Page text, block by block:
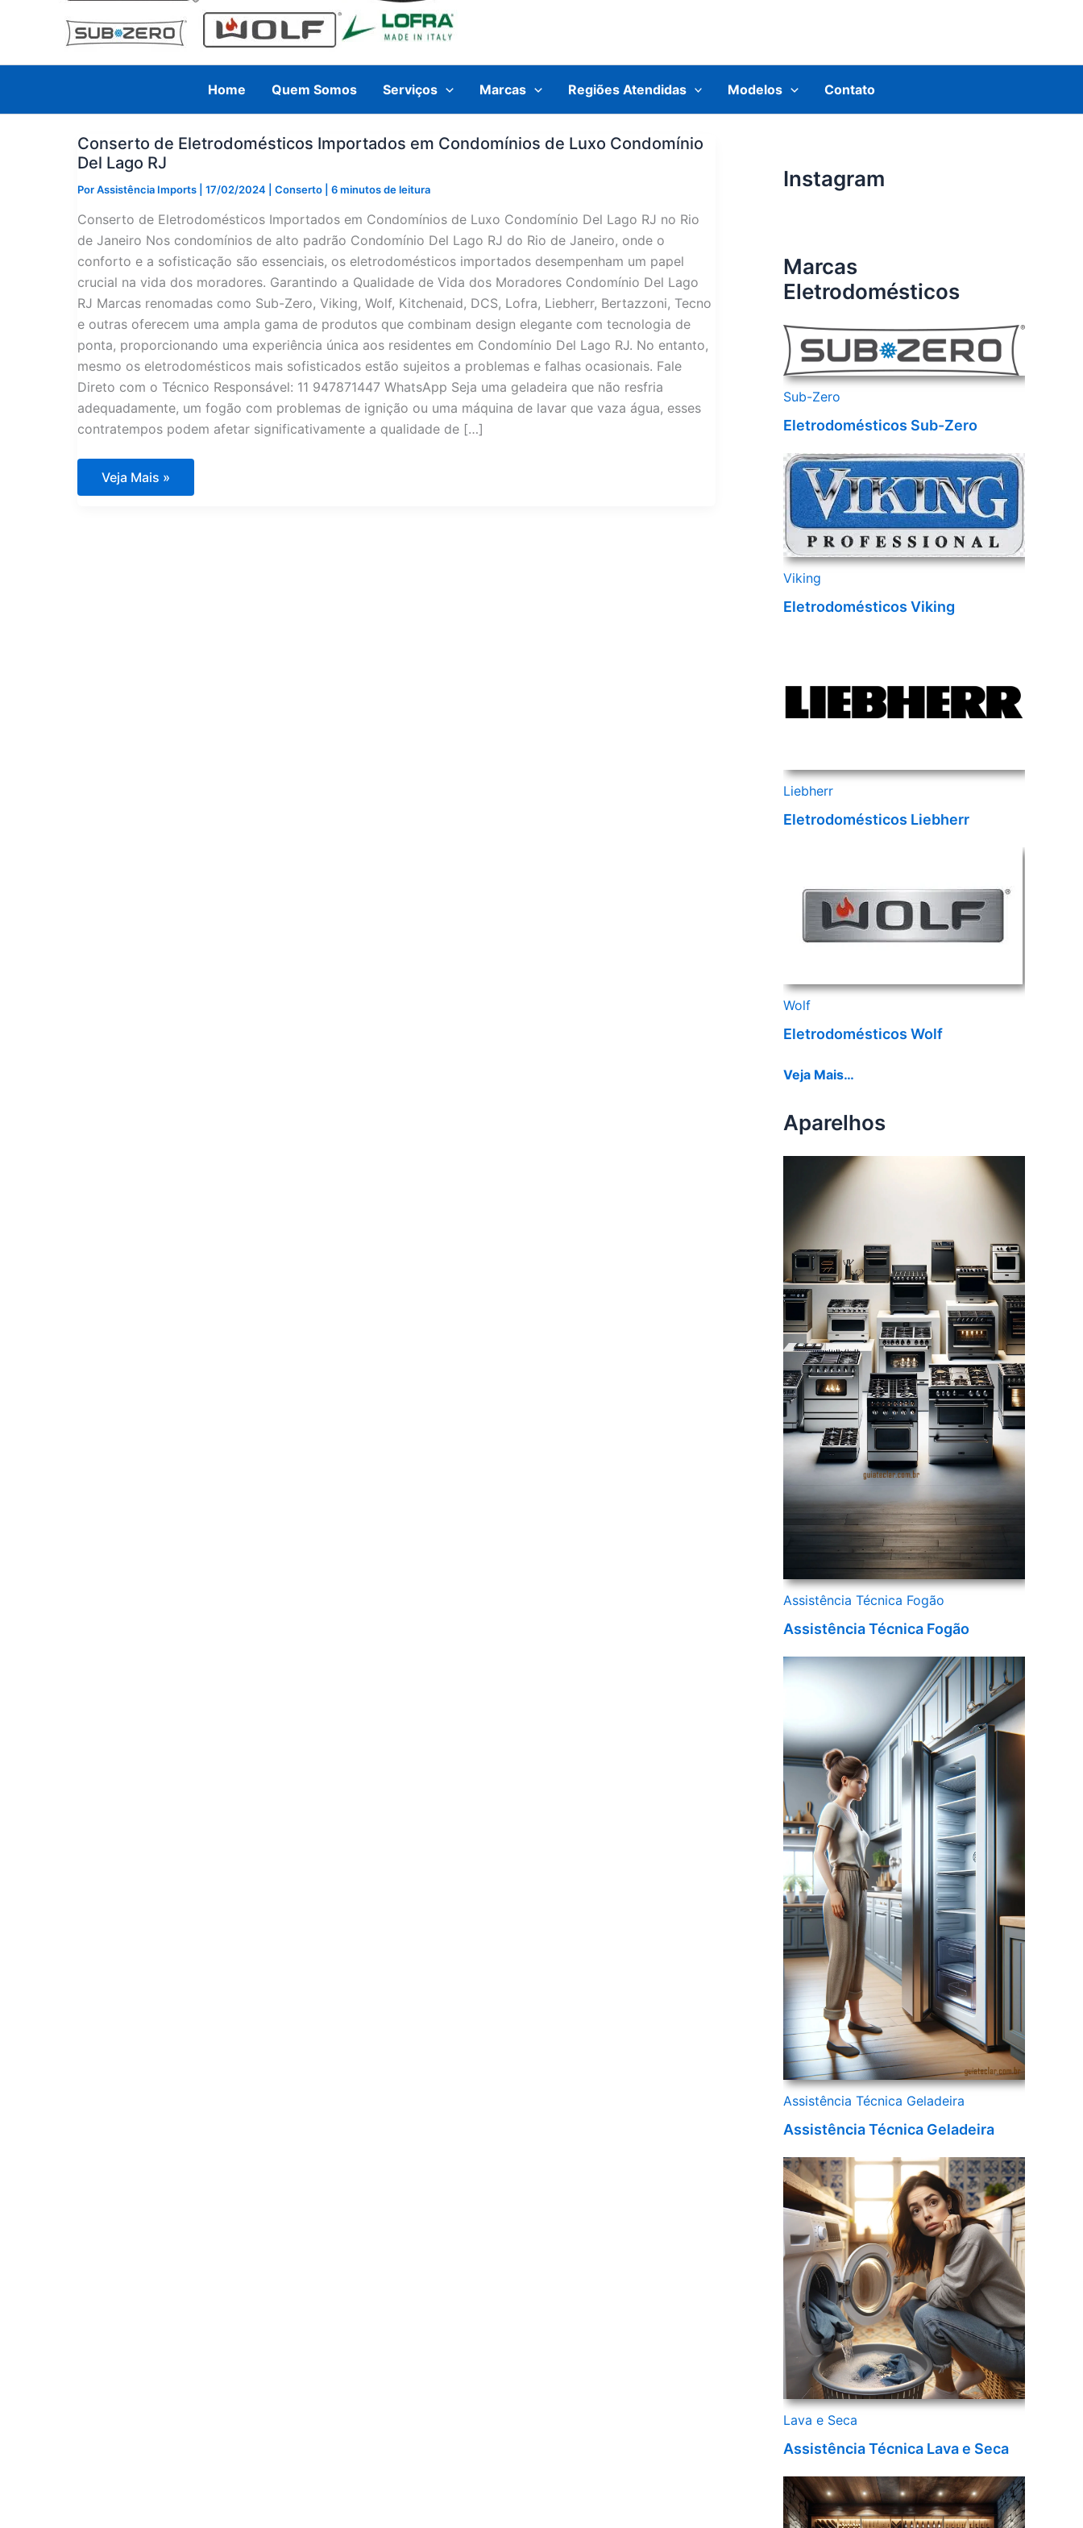
Home Quem Somos Serviços Marcas Regiões Atendidas Modelos Contato
Conserto de Eletrodomésticos Importados em Condomínios de Luxo Condomínio
Del Lago RJ
PorAssistência Imports 17/02/2024 Conserto 6 minutos de leitura
Conserto de Eletrodomésticos Importados em Condomínios de Luxo Condomínio Del Lago RJ no Rio
de Janeiro Nos condomínios de alto padrão Condomínio Del Lago RJ do Rio de Janeiro, onde o
conforto e a sofisticação são essenciais, os eletrodomésticos importados desempenham um papel
crucial na vida dos moradores. Garantindo a Qualidade de Vida dos Moradores Condomínio Del Lago
RJ Marcas renomadas como Sub-Zero, Viking, Wolf, Kitchenaid, DCS, Lofra, Liebherr, Bertazzoni, Tecno
e outras oferecem uma ampla gama de produtos que combinam design elegante com tecnologia de
ponta, proporcionando uma experiência única aos residentes em Condomínio Del Lago RJ. No entanto,
mesmo os eletrodomésticos mais sofisticados estão sujeitos a problemas e falhas ocasionais. Fale
Direto com o Técnico Responsável: 11 947871447 WhatsApp Seja uma geladeira que não resfria
adequadamente, um fogão com problemas de ignição ou uma máquina de lavar que vaza água, esses
contratempos podem afetar significativamente a qualidade de […]
Conserto
Veja Mais »
Instagram
Marcas
Eletrodomésticos
Sub-Zero
Eletrodomésticos Sub-Zero
Viking
Eletrodomésticos Viking
Liebherr
Eletrodomésticos Liebherr
Wolf
Eletrodomésticos Wolf
Veja Mais…
Aparelhos
Assistência Técnica Fogão
Assistência Técnica Fogão
Assistência Técnica Geladeira
Assistência Técnica Geladeira
Lava e Seca
Assistência Técnica Lava e Seca